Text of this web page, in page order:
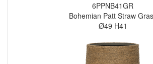
6PPNB41GR
Bohemian Patt Straw
Ø49 H41